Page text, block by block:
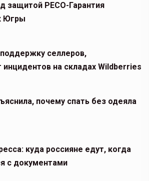
защитой РЕСО-Гарантия
Югры
селлеров,
на складах Wildberries
почему спать без одеяла
куда россияне едут, когда
с документами